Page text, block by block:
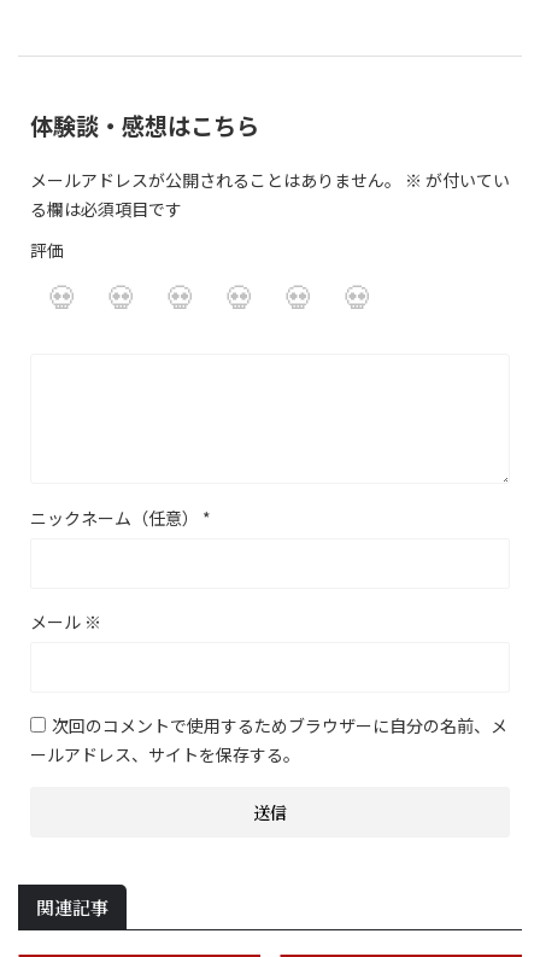
体験談・感想はこちら
メールアドレスが公開されることはありません。 ※ が付いてい
る欄は必須項目です
評価
ニックネーム（任意） *
メール ※
次回のコメントで使用するためブラウザーに自分の名前、メ
ールアドレス、サイトを保存する。
関連記事